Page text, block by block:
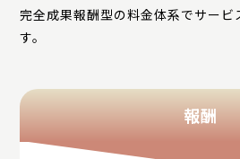
完全成果報酬型の料金体系でサービ
す。
報酬